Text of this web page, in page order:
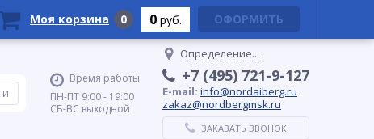
Время работы:
ПН-ПТ 9:00 - 19:00
СБ-ВС выходной
Определение...
+7 (495) 721-9-127
E-mail: info@nordaiberg.ru
zakaz@nordbergmsk.ru
ЗАКАЗАТЬ ЗВОНОК
Моя корзина 0 0 руб. ОФОРМИТЬ